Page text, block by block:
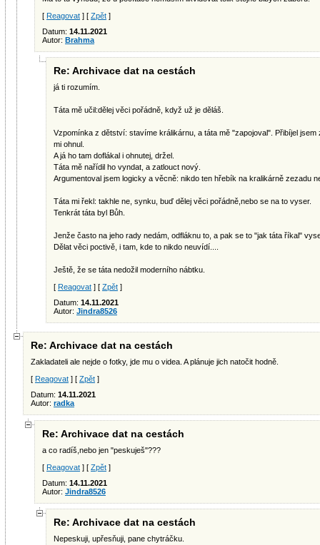
[ Reagovat ] [ Zpět ]
Datum: 14.11.2021
Autor: Brahma
Re: Archivace dat na cestách
já ti rozumím.
Táta mě učil:dělej věci pořádně, když už je děláš.
Vzpomínka z dětství: stavíme králikárnu, a táta mě "zapojoval". Přibíjel
mi ohnul.
A já ho tam doflákal i ohnutej, držel.
Táta mě nařídil ho vyndat, a zatlouct nový.
Argumentoval jsem logicky a věcně: nikdo ten hřebík na kralikárně zezadu
Táta mi řekl: takhle ne, synku, buď dělej věci pořádně,nebo se na to vyser.
Tenkrát táta byl Bůh.
Jenže často na jeho rady nedám, odfláknu to, a pak se to "jak táta říkal"
Dělat věci poctivě, i tam, kde to nikdo neuvídí....
Ještě, že se táta nedožil moderního nábtku.
[ Reagovat ] [ Zpět ]
Datum: 14.11.2021
Autor: Jindra8526
Re: Archivace dat na cestách
Zakladateli ale nejde o fotky, jde mu o videa. A plánuje jich natočit hodně.
[ Reagovat ] [ Zpět ]
Datum: 14.11.2021
Autor: radka
Re: Archivace dat na cestách
a co radíš,nebo jen "peskuješ"???
[ Reagovat ] [ Zpět ]
Datum: 14.11.2021
Autor: Jindra8526
Re: Archivace dat na cestách
Nepeskuji, upřesňuji, pane chytráčku.